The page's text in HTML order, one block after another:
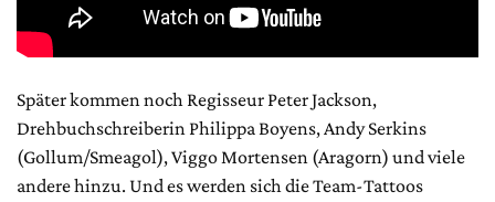
Später kommen noch Regisseur Peter Jackson,
Drehbuchschreiberin Philippa Boyens, Andy Serkins
(Gollum/Smeagol), Viggo Mortensen (Aragorn) und viele
andere hinzu. Und es werden sich die Team-Tattoos